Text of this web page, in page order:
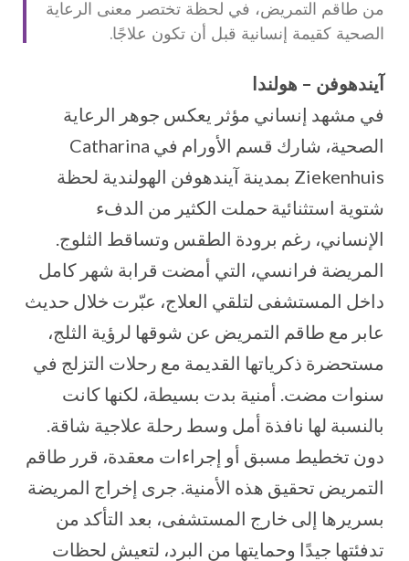
من طاقم التمريض، في لحظة تختصر معنى الرعاية
الصحية كقيمة إنسانية قبل أن تكون علاجًا.
آيندهوفن – هولندا
في مشهد إنساني مؤثر يعكس جوهر الرعاية
الصحية، شارك قسم الأورام في Catharina
Ziekenhuis بمدينة آيندهوفن الهولندية لحظة
شتوية استثنائية حملت الكثير من الدفء
الإنساني، رغم برودة الطقس وتساقط الثلوج.
المريضة فرانسي، التي أمضت قرابة شهر كامل
داخل المستشفى لتلقي العلاج، عبّرت خلال حديث
عابر مع طاقم التمريض عن شوقها لرؤية الثلج،
مستحضرة ذكرياتها القديمة مع رحلات التزلج في
سنوات مضت. أمنية بدت بسيطة، لكنها كانت
بالنسبة لها نافذة أمل وسط رحلة علاجية شاقة.
دون تخطيط مسبق أو إجراءات معقدة، قرر طاقم
التمريض تحقيق هذه الأمنية. جرى إخراج المريضة
بسريرها إلى خارج المستشفى، بعد التأكد من
تدفئتها جيدًا وحمايتها من البرد، لتعيش لحظات